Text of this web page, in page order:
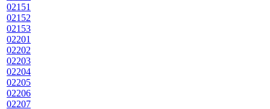
02151
02152
02153
02201
02202
02203
02204
02205
02206
02207